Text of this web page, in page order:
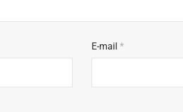
E-mail*